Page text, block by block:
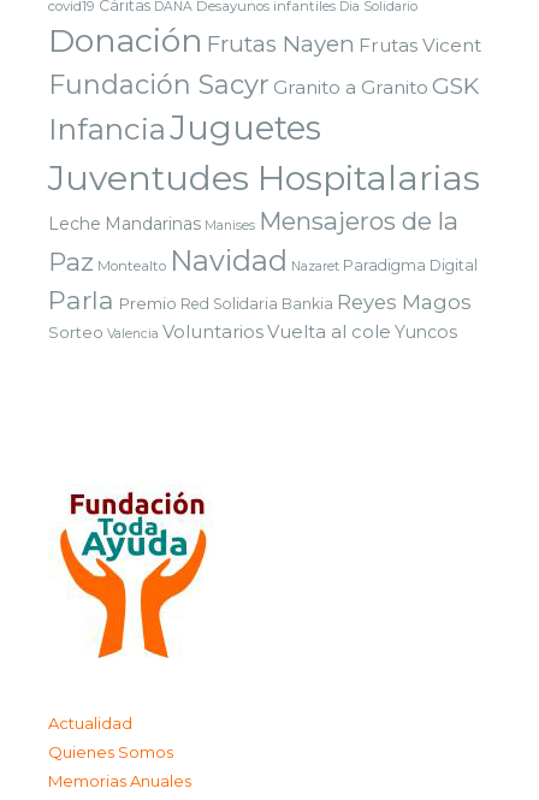
covid19 Cáritas DANA Desayunos infantiles Dia Solidario
Donación Frutas Nayen Frutas Vicent
Fundación Sacyr Granito a Granito GSK
InfanciaJuguetes
Juventudes Hospitalarias
Leche Mandarinas Manises Mensajeros de la
Paz Montealto Navidad Nazaret Paradigma Digital
Parla Premio Red Solidaria Bankia Reyes Magos
Sorteo Valencia VoluntariosVuelta al cole Yuncos
Actualidad
Quienes Somos
Memorias Anuales